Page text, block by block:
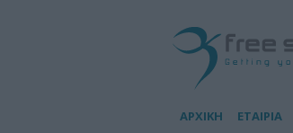
ΑΡΧΙΚΗ ΕΤΑΙΡΙΑ